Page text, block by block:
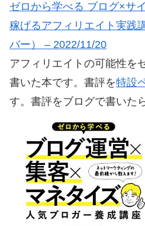
ゼロから学べる ブログ×サ
稼げるアフィリエイト実践
バー） – 2022/11/20
アフィリエイトの可能性を
書いた本です。書評を特設
す。書評をブログで書いた